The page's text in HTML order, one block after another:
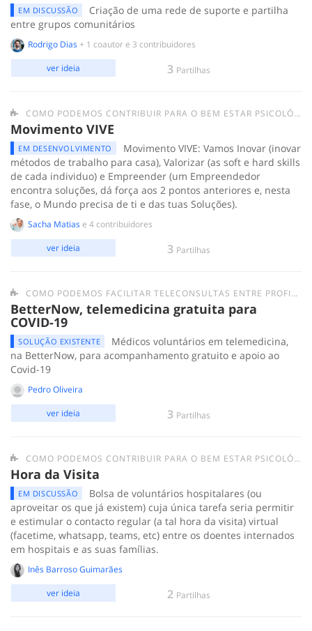
EM DISCUSSÃO
Criação de uma rede de suporte e partilha
entre grupos comunitários
Rodrigo Dias + 1 coautor e 3 contribuidores
3 Partilhas
ver ideia
COMO PODEMOS CONTRIBUIR PARA O BEM ESTAR PSICOLÓGICO DAS PESSOAS EM QUARENTENA?
Movimento VIVE
EM DESENVOLVIMENTO
Movimento VIVE: Vamos Inovar (inovar
métodos de trabalho para casa), Valorizar (as soft e hard skills
de cada individuo) e Empreender (um Empreendedor
encontra soluções, dá força aos 2 pontos anteriores e, nesta
fase, o Mundo precisa de ti e das tuas Soluções).
Sacha Matiase 4 contribuidores
3 Partilhas
ver ideia
COMO PODEMOS FACILITAR TELECONSULTAS ENTRE PROFISSIONAIS DE SAÚDE E A POPULAÇÃO?
BetterNow, telemedicina gratuita para
COVID-19
SOLUÇÃO EXISTENTE
Médicos voluntários em telemedicina,
na BetterNow, para acompanhamento gratuito e apoio ao
Covid-19
Pedro Oliveira
3 Partilhas
ver ideia
COMO PODEMOS CONTRIBUIR PARA O BEM ESTAR PSICOLÓGICO DAS PESSOAS EM QUARENTENA?
Hora da Visita
EM DISCUSSÃO
Bolsa de voluntários hospitalares (ou
aproveitar os que já existem) cuja única tarefa seria permitir
e estimular o contacto regular (a tal hora da visita) virtual
(facetime, whatsapp, teams, etc) entre os doentes internados
em hospitais e as suas famílias.
Inês Barroso Guimarães
2 Partilhas
ver ideia